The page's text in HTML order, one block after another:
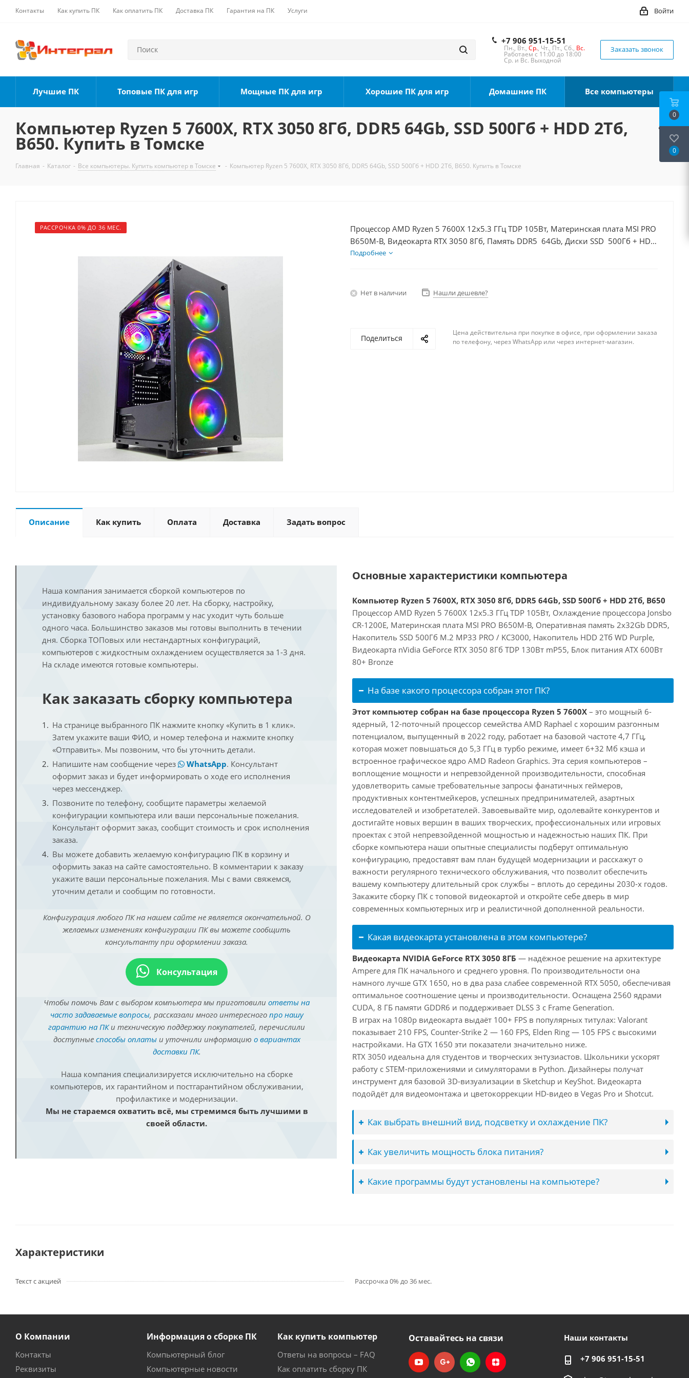
Контакты Как купить ПК Как оплатить ПК Доставка ПК Гарантия на ПК Услуги Войти
+7 906 951-15-51
Пн., Вт., Ср., Чт., Пт., Сб., Вс.
Работаем с 11:00 до 18:00
Ср. и Вс. Выходной
Заказать звонок
Лучшие ПК Топовые ПК для игр Мощные ПК для игр Хорошие ПК для игр Домашние ПК Все компьютеры
Компьютер Ryzen 5 7600X, RTX 3050 8Гб, DDR5 64Gb, SSD 500Гб + HDD 2Тб,
B650. Купить в Томске
Главная - Каталог - Все компьютеры. Купить компьютер в Томске - Компьютер Ryzen 5 7600X, RTX 3050 8Гб, DDR5 64Gb, SSD 500Гб + HDD 2Тб, B650. Купить в Томске
РАССРОЧКА 0% ДО 36 МЕС.
Процессор AMD Ryzen 5 7600X 12x5.3 ГГц TDP 105Вт, Материнская плата MSI PRO
B650M-B, Видеокарта RTX 3050 8Гб, Память DDR5 64Gb, Диски SSD 500Гб + HDD
2Тб, БП 600Вт
Подробнее
Нет в наличии Нашли дешевле?
Поделиться
Цена действительна при покупке в офисе, при оформлении заказа
по телефону, через WhatsApp или через интернет-магазин.
Описание Как купить Оплата Доставка Задать вопрос
Наша компания занимается сборкой компьютеров по
индивидуальному заказу более 20 лет. На сборку, настройку,
установку базового набора программ у нас уходит чуть больше
одного часа. Большинство заказов мы готовы выполнить в течении
дня. Сборка ТОПовых или нестандартных конфигураций,
компьютеров с жидкостным охлаждением осуществляется за 1-3 дня.
На складе имеются готовые компьютеры.
Как заказать сборку компьютера
На странице выбранного ПК нажмите кнопку «Купить в 1 клик».
Затем укажите ваши ФИО, и номер телефона и нажмите кнопку
«Отправить». Мы позвоним, что бы уточнить детали.
Напишите нам сообщение через
WhatsApp. Консультант
оформит заказ и будет информировать о ходе его исполнения
через мессенджер.
Позвоните по телефону, сообщите параметры желаемой
конфигурации компьютера или ваши персональные пожелания.
Консультант оформит заказ, сообщит стоимость и срок исполнения
заказа.
Вы можете добавить желаемую конфигурацию ПК в корзину и
оформить заказ на сайте самостоятельно. В комментарии к заказу
укажите ваши персональные пожелания. Мы с вами свяжемся,
уточним детали и сообщим по готовности.
Конфигурация любого ПК на нашем сайте не является окончательной. О
желаемых изменениях конфигурации ПК вы можете сообщить
консультанту при оформлении заказа.
Консультация
Чтобы помочь Вам с выбором компьютера мы приготовили ответы на
часто задаваемые вопросы, рассказали много интересного про нашу
гарантию на ПКи техническую поддержку покупателей, перечислили
доступные способы оплатыи уточнили информацию о вариантах
доставки ПК.
Наша компания специализируется исключительно на сборке
компьютеров, их гарантийном и постгарантийном обслуживании,
профилактике и модернизации.
Мы не стараемся охватить всё, мы стремимся быть лучшими в
своей области.
Основные характеристики компьютера
Компьютер Ryzen 5 7600X, RTX 3050 8Гб, DDR5 64Gb, SSD 500Гб + HDD 2Тб, B650
Процессор AMD Ryzen 5 7600X 12x5.3 ГГц TDP 105Вт, Охлаждение процессора Jonsbo
CR-1200E, Материнская плата MSI PRO B650M-B, Оперативная память 2x32Gb DDR5,
Накопитель SSD 500Гб M.2 MP33 PRO / KC3000, Накопитель HDD 2Тб WD Purple,
Видеокарта nVidia GeForce RTX 3050 8Гб TDP 130Вт mP55, Блок питания ATX 600Вт
80+ Bronze
На базе какого процессора собран этот ПК?
Этот компьютер собран на базе процессора Ryzen 5 7600X – это мощный 6-
ядерный, 12-поточный процессор семейства AMD Raphael с хорошим разгонным
потенциалом, выпущенный в 2022 году, работает на базовой частоте 4,7 ГГц,
которая может повышаться до 5,3 ГГц в турбо режиме, имеет 6+32 Мб кэша и
встроенное графическое ядро AMD Radeon Graphics. Эта серия компьютеров –
воплощение мощности и непревзойденной производительности, способная
удовлетворить самые требовательные запросы фанатичных геймеров,
продуктивных контентмейкеров, успешных предпринимателей, азартных
исследователей и изобретателей. Завоевывайте мир, одолевайте конкурентов и
достигайте новых вершин в ваших творческих, профессиональных или игровых
проектах с этой непревзойденной мощностью и надежностью наших ПК. При
сборке компьютера наши опытные специалисты подберут оптимальную
конфигурацию, предоставят вам план будущей модернизации и расскажут о
важности регулярного технического обслуживания, что позволит обеспечить
вашему компьютеру длительный срок службы – вплоть до середины 2030-х годов.
Закажите сборку ПК с топовой видеокартой и откройте себе дверь в мир
современных компьютерных игр и реалистичной дополненной реальности.
Какая видеокарта установлена в этом компьютере?
Видеокарта NVIDIA GeForce RTX 3050 8ГБ — надёжное решение на архитектуре
Ampere для ПК начального и среднего уровня. По производительности она
намного лучше GTX 1650, но в два раза слабее современной RTX 5050, обеспечивая
оптимальное соотношение цены и производительности. Оснащена 2560 ядрами
CUDA, 8 ГБ памяти GDDR6 и поддерживает DLSS 3 с Frame Generation.
В играх на 1080p видеокарта выдаёт 100+ FPS в популярных титулах: Valorant
показывает 210 FPS, Counter-Strike 2 — 160 FPS, Elden Ring — 105 FPS с высокими
настройками. На GTX 1650 эти показатели значительно ниже.
RTX 3050 идеальна для студентов и творческих энтузиастов. Школьники ускорят
работу с STEM-приложениями и симуляторами в Python. Дизайнеры получат
инструмент для базовой 3D-визуализации в Sketchup и KeyShot. Видеокарта
подойдёт для видеомонтажа и цветокоррекции HD-видео в Vegas Pro и Shotcut.
Как выбрать внешний вид, подсветку и охлаждение ПК?
Как увеличить мощность блока питания?
Какие программы будут установлены на компьютере?
Характеристики
Текст с акцией Рассрочка 0% до 36 мес.
О Компании
Контакты
Реквизиты
Информация о сборке ПК
Компьютерный блог
Компьютерные новости
Как купить компьютер
Ответы на вопросы – FAQ
Как оплатить сборку ПК
Оставайтесь на связи Наши контакты
+7 906 951-15-51
0
0